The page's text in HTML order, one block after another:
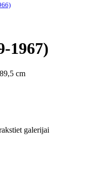
1967)
cm
galerijai